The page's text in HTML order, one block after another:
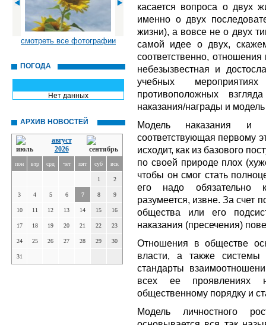
смотреть все фотографии
ПОГОДА
Нет данных
АРХИВ НОВОСТЕЙ
август
2026
пон втр срд чет пят суб вск
1 2
3 4 5 6 7 8 9
10 11 12 13 14 15 16
17 18 19 20 21 22 23
24 25 26 27 28 29 30
31
касается вопроса о двух
именно о двух
жизни), а вовсе не о двух
самой идее о двух,
соответственно,
небезызвестная и
учебных
противоположных
наказания/награды и модель
Модель наказания и
соответствующая первому
исходит, как из базового
по своей природе плох
чтобы он смог стать
его надо обязательно
разумеется, извне. За счет
общества или его
наказания (пресечения)
Отношения в обществе
власти, а также
стандарты
всех ее проявлениях
общественному порядку и
Модель личностного